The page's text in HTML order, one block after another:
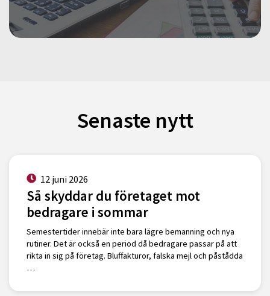
Senaste nytt
12 juni 2026
Så skyddar du företaget mot
bedragare i sommar
Semestertider innebär inte bara lägre bemanning och nya
rutiner. Det är också en period då bedragare passar på att
rikta in sig på företag. Bluffakturor, falska mejl och påstådda
…